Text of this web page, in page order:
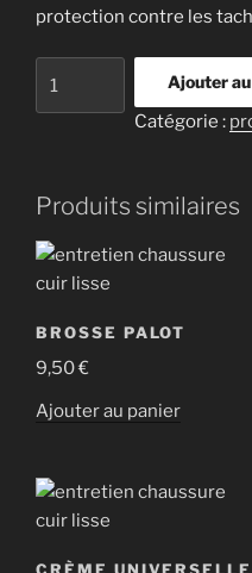
protection contre les
de
Imperméabilisant
Ajouter
Catégorie :
Produits similaires
BROSSE PALOT
9,50€
Ajouter au panier